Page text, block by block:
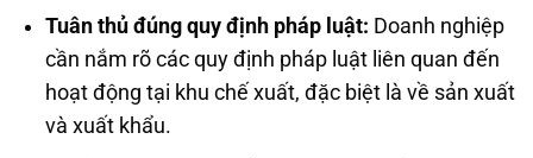
Tuân thủ đúng quy định pháp luật: Doanh nghiệp
cần nắm rõ các quy định pháp luật liên quan đến
hoạt động tại khu chế xuất, đặc biệt là về sản xuất
và xuất khẩu.